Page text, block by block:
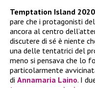
Temptation Island 2020
pare che i protagonisti
ancora al centro
discutere di sé è niente
una delle tentatrici del
meno si pensava che lo
particolarmente
di Annamaria Laino. I